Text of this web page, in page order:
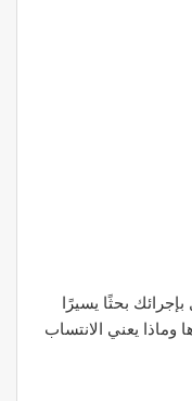
بحثًا يسيرًا
يعني الانتساب